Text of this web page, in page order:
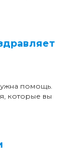
помощь.
которые вы